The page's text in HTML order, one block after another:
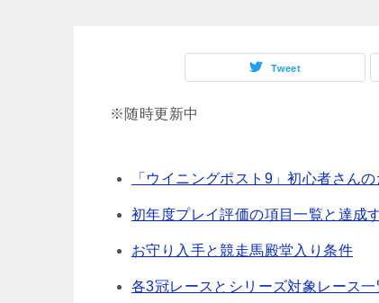
Tweet
※随時更新中
「ウイニングポスト9」初心者さん
初年度プレイ評価の項目一覧と達成
お守り入手と競走馬殿堂入り条件
各3冠レースとシリーズ対象レース一